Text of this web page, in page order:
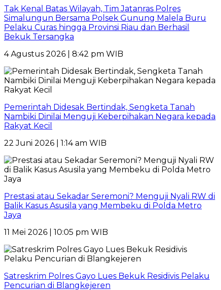
Tak Kenal Batas Wilayah, Tim Jatanras Polres
Simalungun Bersama Polsek Gunung Malela Buru
Pelaku Curas hingga Provinsi Riau dan Berhasil
Bekuk Tersangka
4 Agustus 2026 | 8:42 pm WIB
Pemerintah Didesak Bertindak, Sengketa Tanah
Nambiki Dinilai Menguji Keberpihakan Negara kepada
Rakyat Kecil
22 Juni 2026 | 1:14 am WIB
Prestasi atau Sekadar Seremoni? Menguji Nyali RW di
Balik Kasus Asusila yang Membeku di Polda Metro
Jaya
11 Mei 2026 | 10:05 pm WIB
Satreskrim Polres Gayo Lues Bekuk Residivis Pelaku
Pencurian di Blangkejeren